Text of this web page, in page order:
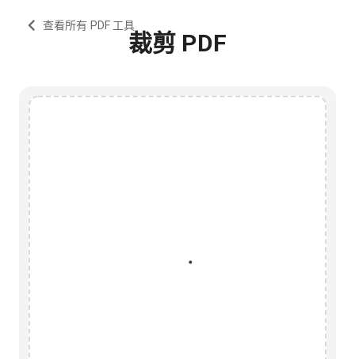
查看所有 PDF 工具
裁剪 PDF